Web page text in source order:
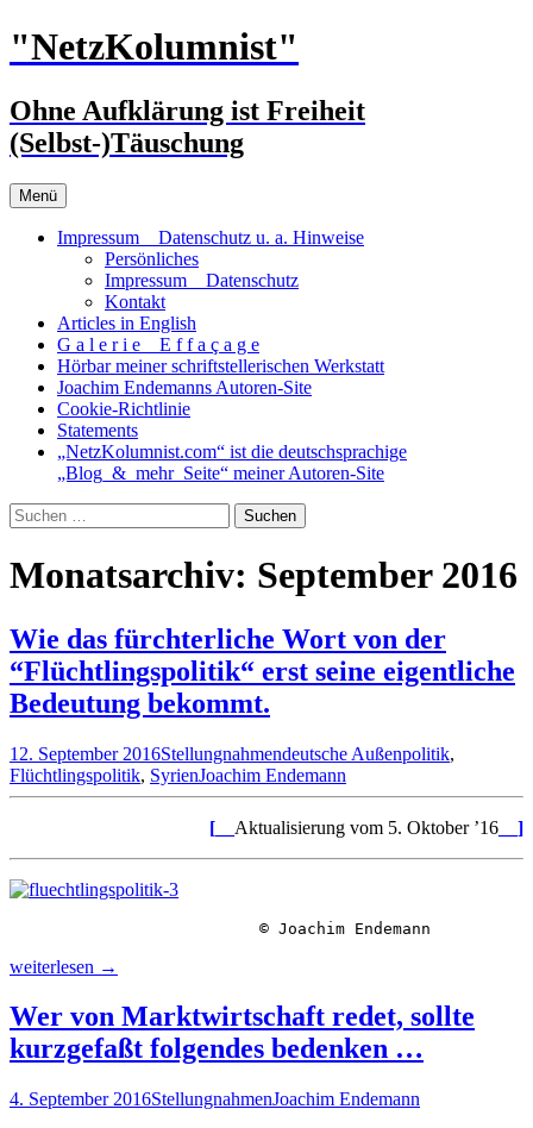
Zum
Inhalt
"NetzKolumnist"
Ohne Aufklärung ist Freiheit
(Selbst-)Täuschung
Menü
Impressum _ Datenschutz u. a. Hinweise
Persönliches
Impressum _ Datenschutz
Kontakt
Articles in English
G a l e r i e _ E f f a ç a g e
Hörbar meiner schriftstellerischen Werkstatt
Joachim Endemanns Autoren-Site
Cookie-Richtlinie
Statements
„NetzKolumnist.com“ ist die deutschsprachige
„Blog_&_mehr_Seite“ meiner Autoren-Site
Suchen
nach:
Monatsarchiv: September 2016
Wie das fürchterliche Wort von der
“Flüchtlingspolitik“ erst seine eigentliche
Bedeutung bekommt.
12. September 2016Stellungnahmendeutsche Außenpolitik,
Flüchtlingspolitik, SyrienJoachim Endemann
[__ Aktualisierung vom 5. Oktober ’16 __]
© Joachim Endemann
Wie
fürchterliche
Wort
von
“Flüchtlingspolitik“
weiterlesen →
Wer von Marktwirtschaft redet, sollte
kurzgefaßt folgendes bedenken …
4. September 2016StellungnahmenJoachim Endemann